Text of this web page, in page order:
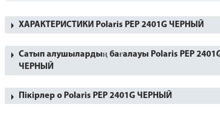
ХАРАКТЕРИСТИКИ Polaris PEP 2401G ЧЕРНЫЙ
Сатып алушылардың бағалауы Polaris PEP
ЧЕРНЫЙ
Пікірлер о Polaris PEP 2401G ЧЕРНЫЙ